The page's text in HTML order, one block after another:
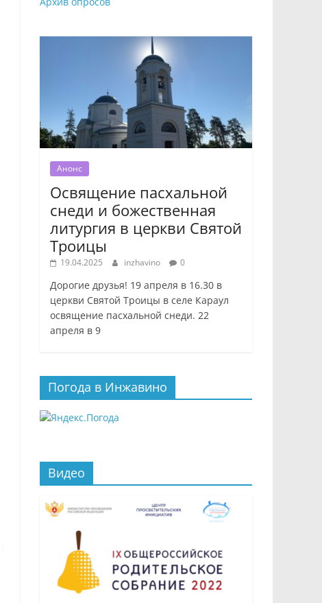
Анонс
Освящение пасхальной
снеди и божественная
литургия в церкви Святой
Троицы
19.04.2025 inzhavino 0
Дорогие друзья! 19 апреля в 16.30 в
церкви Святой Троицы в селе Караул
освящение пасхальной снеди. 22
апреля в 9
Погода в Инжавино
Видео